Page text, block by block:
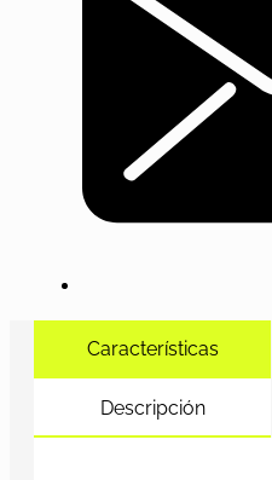
Características
Descripción